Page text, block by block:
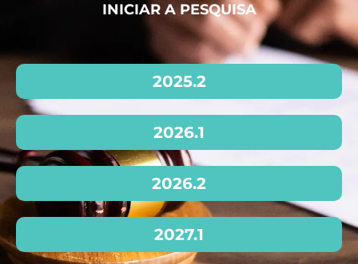
INICIAR A PESQUISA
2025.2
2026.1
2026.2
2027.1